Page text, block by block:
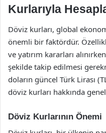
Kurlarıyla
Döviz kurları, global
önemli bir faktördür.
ve yatırım kararları
şekilde takip edilmesi
doların güncel Türk Lirası
döviz kurları hakkında
Döviz Kurlarının Önemi